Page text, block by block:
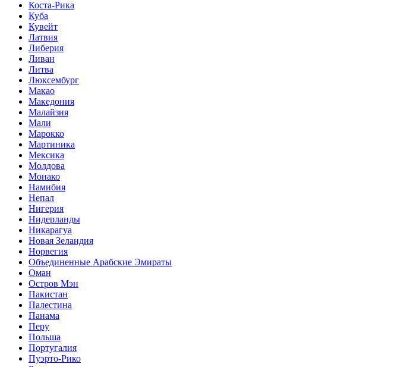
Коста-Рика
Куба
Кувейт
Латвия
Либерия
Ливан
Литва
Люксембург
Макао
Македония
Малайзия
Мали
Марокко
Мартиника
Мексика
Молдова
Монако
Намибия
Непал
Нигерия
Нидерланды
Никарагуа
Новая Зеландия
Норвегия
Объединенные Арабские Эмираты
Оман
Остров Мэн
Пакистан
Палестина
Панама
Перу
Польша
Португалия
Пуэрто-Рико